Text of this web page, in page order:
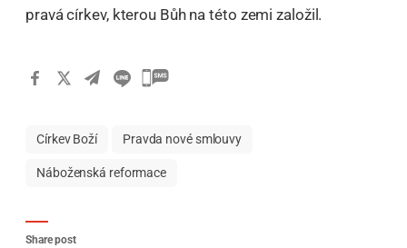
pravá církev, kterou Bůh na této zemi založil.
Církev Boží Pravda nové smlouvy
Náboženská reformace
Share post